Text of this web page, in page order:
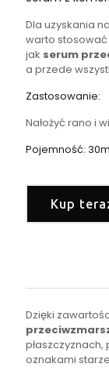
Dla uzyskania
warto
jak serum
a przede
Zastosowanie:
Nałożyć rano i
Pojemność:
Kup
Dzięki
oznakami